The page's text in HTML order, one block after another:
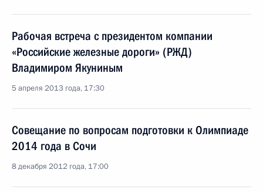
Рабочая встреча с президентом компании
«Российские железные дороги» (РЖД)
Владимиром Якуниным
5 апреля 2013 года, 17:30
Совещание по вопросам подготовки к Олимпиаде
2014 года в Сочи
8 декабря 2012 года, 17:00